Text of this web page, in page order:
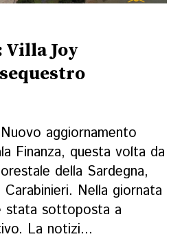
Villa Joy
aggiornamento
Finanza, questa volta da
della Sardegna,
Nella giornata
stata sottoposta a
La notizi...